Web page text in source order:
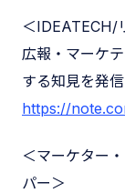
＜IDEATECH/
広報・マーケ
する知見を発
https://
＜マーケター
パー＞